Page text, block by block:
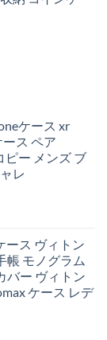
ケース xr
ス ペア
ピー メンズ ブ
レ
ス ヴィトン
帳 モノグラム
バー ヴィトン
ケース レデ